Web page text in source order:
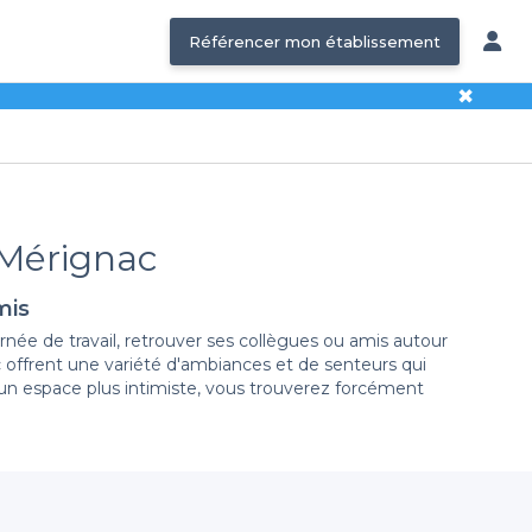
Référencer mon établissement
✖
de travail, retrouver ses collègues ou amis autour
une variété d'ambiances et de senteurs qui
espace plus intimiste, vous trouverez forcément
Nous vous proposons un large choix des